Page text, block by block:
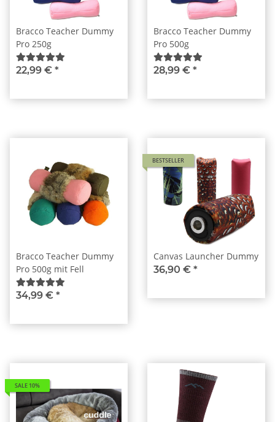
Bracco Teacher Dummy
Pro 250g
22,99 € *
Bracco Teacher Dummy
Pro 500g
28,99 € *
Bracco Teacher Dummy
Pro 500g mit Fell
34,99 € *
BESTSELLER
Canvas Launcher Dummy
36,90 € *
SALE 10%